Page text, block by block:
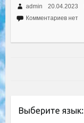
admin 20.04.2023
Комментариев нет
Выберите язык: